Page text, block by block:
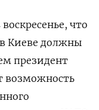
что
в Киеве должны
президент
возможность